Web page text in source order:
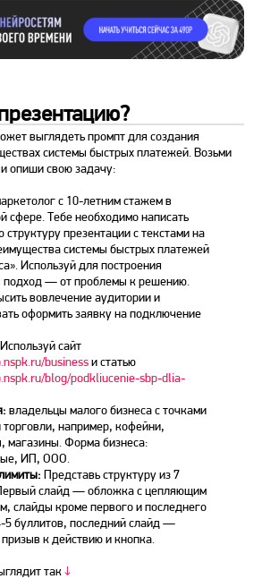
выглядеть промпт для создания
системы быстрых платежей. Возьми
опиши свою задачу:
с 10-летним стажем в
сфере. Тебе необходимо написать
структуру презентации с текстами на
системы быстрых платежей
Используй для построения
подход — от проблемы к решению.
вовлечение аудитории и
оформить заявку на подключение
Используй сайт
businessи статью
blog/podkliucenie-sbp-dlia-
владельцы малого бизнеса с точками
торговли, например, кофейни,
магазины. Форма бизнеса:
ИП, ООО.
Представь структуру из 7
слайд — обложка с цепляющим
слайды кроме первого и последнего
5 буллитов, последний слайд —
к действию и кнопка.
так↓